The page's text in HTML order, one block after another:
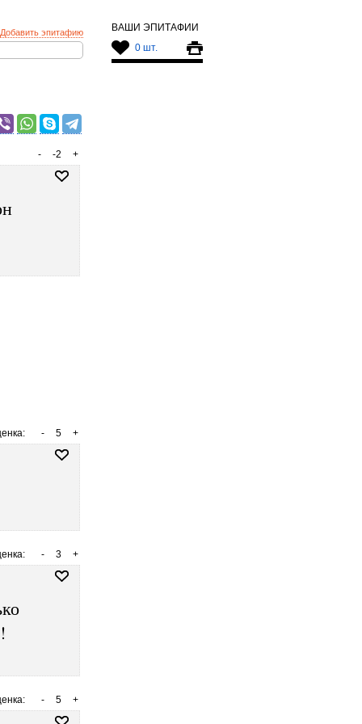
ВАШИ ЭПИТАФИИ
0 шт.
Добавить эпитафию
+
-2
-
+
5
-
+
3
-
+
5
-